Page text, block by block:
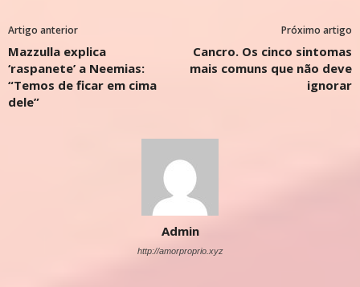
Artigo anterior
Mazzulla explica
‘raspanete’ a Neemias:
“Temos de ficar em cima
dele”
Próximo artigo
Cancro. Os cinco sintomas
mais comuns que não deve
ignorar
Admin
http://amorproprio.xyz